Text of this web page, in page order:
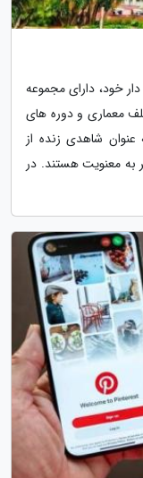
خود، دارای مجموعه
معماری و دوره های
عنوان شاهدی زنده از
به معنویت هستند. در